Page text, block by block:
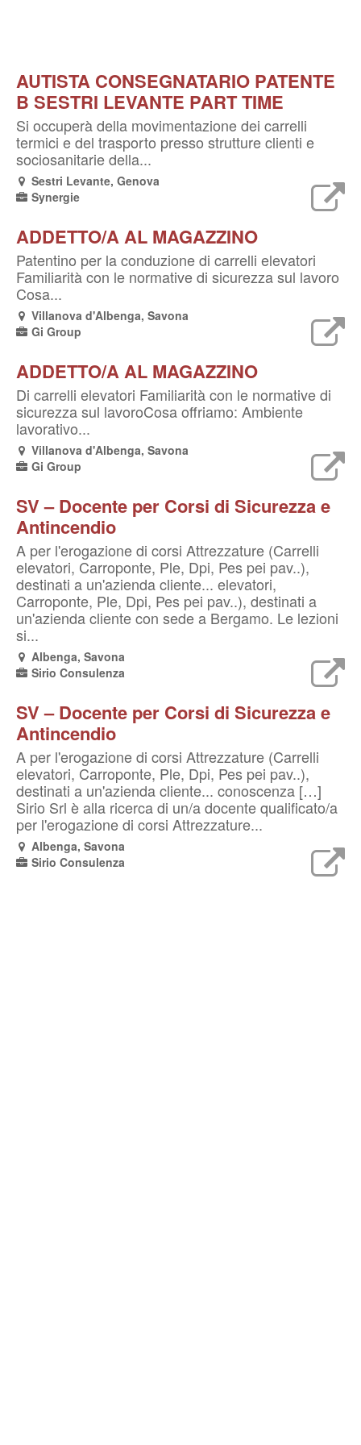
AUTISTA CONSEGNATARIO PATENTE
B SESTRI LEVANTE PART TIME
Si occuperà della movimentazione dei carrelli
termici e del trasporto presso strutture clienti e
sociosanitarie della...
Sestri Levante, Genova
Synergie
ADDETTO/A AL MAGAZZINO
Patentino per la conduzione di carrelli elevatori
Familiarità con le normative di sicurezza sul lavoro
Cosa...
Villanova d'Albenga, Savona
Gi Group
ADDETTO/A AL MAGAZZINO
Di carrelli elevatori Familiarità con le normative di
sicurezza sul lavoroCosa offriamo: Ambiente
lavorativo...
Villanova d'Albenga, Savona
Gi Group
SV – Docente per Corsi di Sicurezza e
Antincendio
A per l'erogazione di corsi Attrezzature (Carrelli
elevatori, Carroponte, Ple, Dpi, Pes pei pav..),
destinati a un'azienda cliente... elevatori,
Carroponte, Ple, Dpi, Pes pei pav..), destinati a
un'azienda cliente con sede a Bergamo. Le lezioni
si...
Albenga, Savona
Sirio Consulenza
SV – Docente per Corsi di Sicurezza e
Antincendio
A per l'erogazione di corsi Attrezzature (Carrelli
elevatori, Carroponte, Ple, Dpi, Pes pei pav..),
destinati a un'azienda cliente... conoscenza […]
Sirio Srl è alla ricerca di un/a docente qualificato/a
per l'erogazione di corsi Attrezzature...
Albenga, Savona
Sirio Consulenza